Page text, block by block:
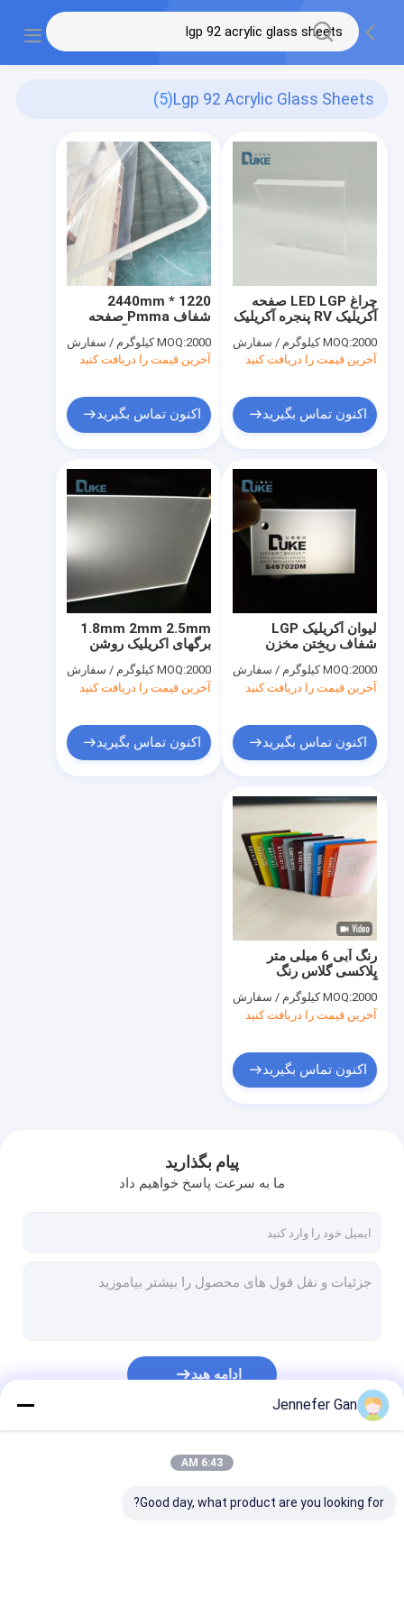
Lgp 92 Acrylic Glass Sheets
(5)
1220 * 2440mm
شفاف Pmma صفحه
Perspex ورق آکریلیک
شفافMOQ:2000 کیلوگرم / سفارش
آخرین قیمت را دریافت کنید
اکنون تماس بگیرید
چراغ LED LGP صفحه
آکریلیک RV پنجره آکریلیک
نور راهنمای پانل
MOQ:2000 کیلوگرم / سفارش
آخرین قیمت را دریافت کنید
اکنون تماس بگیرید
1.8mm 2mm 2.5mm
برگهای اکریلیک روشن
کناره LED نور راهنمای
صفحه ضد اسید قلی
MOQ:2000 کیلوگرم / سفارش
آخرین قیمت را دریافت کنید
اکنون تماس بگیرید
لیوان آکریلیک LGP
شفاف ریختن مخزن
ماهی لبه آکریلی روشن
MOQ:2000 کیلوگرم / سفارش
آخرین قیمت را دریافت کنید
اکنون تماس بگیرید
رنگ آبی 6 میلی متر
پلاکسی گلاس رنگ
آکریلیک برای علائم
MOQ:2000 کیلوگرم / سفارش
آخرین قیمت را دریافت کنید
اکنون تماس بگیرید
پیام بگذارید
ما به سرعت پاسخ خواهیم داد
ادامه هید
Jennefer Gan
6:43 AM
Good day, what product are you looking for?